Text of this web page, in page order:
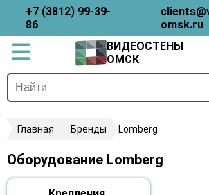
+7 (3812) 99-39-
86
omsk.ru
ВИДЕОСТЕНЫ
ОМСК
Главная Бренды Lomberg
Оборудование Lomberg